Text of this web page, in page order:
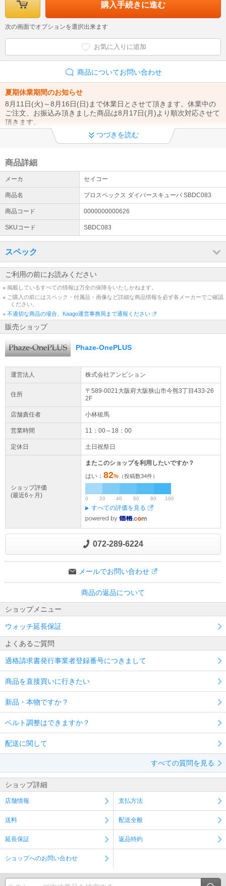
購入手続きに進む
次の画面でオプションを選択出来ます
お気に入りに追加
商品についてお問い合わせ
夏期休業期間のお知らせ
8月11日(火)～8月16日(日)まで休業日とさせて頂きます。休業中の
ご注文、お振込み頂きました商品は8月17日(月)より順次対応させて
頂きます。
掲載商品につきまして
適格請求書発行事業者登録番号につきまして
弊社、適格請求書発行事業者です（T3120101029956）。適格請求
書発行事業者登録番号と消費税率記載の納品書を商品と同梱にてご
つづきを読む
商品詳細
メーカ セイコー
商品名 プロスペックス ダイバースキューバ SBDC083
商品コード 0000000000626
SKUコード SBDC083
スペック
ご利用の前にお読みください
※ 掲載しているすべての情報は万全の保障をいたしかねます。
※ ご購入の前にはスペック・付属品・画像など詳細な商品情報を必ず各メーカーでご確認
ください。
※ 不適切な商品の場合、Kaago運営事務局まで通報ください
販売ショップ
Phaze-OnePLUS
運営法人 株式会社アンビション
住所 〒589-0021大阪府大阪狭山市今熊3丁目433-26
2F
店舗責任者 小林稜馬
営業時間 11：00～18：00
定休日 土日祝祭日
ショップ評価
(最近6ヶ月)
またこのショップを利用したいですか？
はい： 82% （投稿数34件）
0 20 40 60 80 100
すべての評価を見る
072-289-6224
メールでお問い合わせ
商品の返品について
ショップメニュー
ウォッチ延長保証
よくあるご質問
適格請求書発行事業者登録番号につきまして
商品を直接買いに行きたい
新品・本物ですか？
ベルト調整はできますか？
配送に関して
すべての質問を見る
ショップ詳細
店舗情報 支払方法
送料 配送全般
延長保証 返品特約
ショップへのお問い合わせ